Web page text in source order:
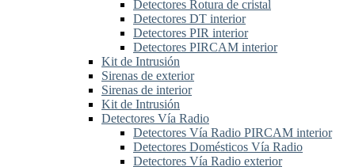
Detectores Rotura de cristal
Detectores DT interior
Detectores PIR interior
Detectores PIRCAM interior
Kit de Intrusión
Sirenas de exterior
Sirenas de interior
Kit de Intrusión
Detectores Vía Radio
Detectores Vía Radio PIRCAM interior
Detectores Domésticos Vía Radio
Detectores Vía Radio exterior